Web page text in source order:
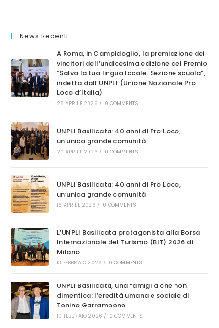
E
ALL’IDENTIFICAZIONE
DEI
DIFETTI”
News Recenti
A Roma, in Campidoglio, la premiazione dei
vincitori dell’undicesima edizione del Premio
“Salva la tua lingua locale. Sezione scuola”,
indetta dall’UNPLI (Unione Nazionale Pro
Loco d’Italia)
28 APRILE 2026 / 0 COMMENTS
UNPLI Basilicata: 40 anni di Pro Loco,
un’unica grande comunità
20 APRILE 2026 / 0 COMMENTS
UNPLI Basilicata: 40 anni di Pro Loco,
un’unica grande comunità
16 APRILE 2026 / 0 COMMENTS
L’UNPLI Basilicata protagonista alla Borsa
Internazionale del Turismo (BIT) 2026 di
Milano
13 FEBBRAIO 2026 / 0 COMMENTS
UNPLI Basilicata, una famiglia che non
dimentica: l’eredità umana e sociale di
Tonino Garrambone
10 FEBBRAIO 2026 / 0 COMMENTS